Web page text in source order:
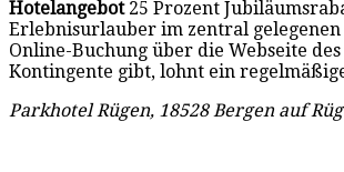
Hotelangebot 25 Prozent
Erlebnisurlauber im zentral gelegenen
Online-Buchung über die Webseite
Kontingente gibt, lohnt ein
Parkhotel Rügen, 18528 Bergen auf